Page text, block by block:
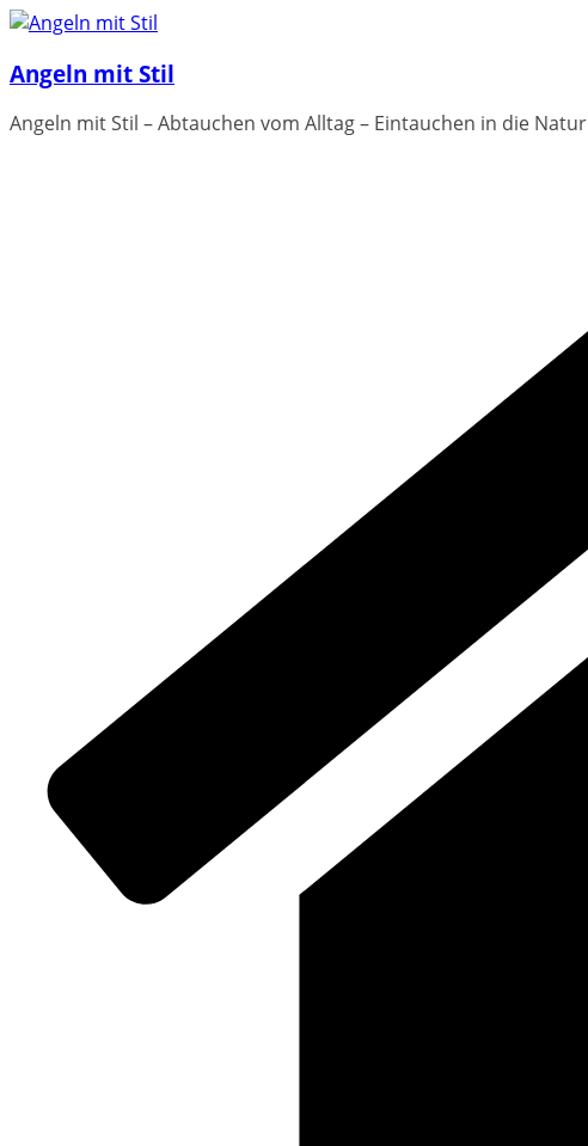
Zum
springen
Angeln mit Stil
Angeln mit Stil – Abtauchen vom Alltag – Eintauchen in die Natur